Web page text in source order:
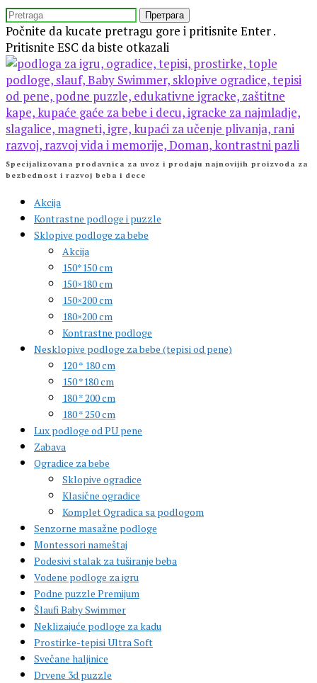
Preskočite
isecanje
TRAŽITE
Počnite da kucate pretragu gore i pritisnite Enter .
Pritisnite ESC da biste otkazali
Specijalizovana prodavnica za uvoz i prodaju najnovijih proizvoda za
bezbednost i razvoj beba i dece
Akcija
Kontrastne podloge i puzzle
Sklopive podloge za bebe
Akcija
150*150 cm
150×180 cm
150×200 cm
180×200 cm
Kontrastne podloge
Nesklopive podloge za bebe (tepisi od pene)
120 * 180 cm
150 *180 cm
180 * 200 cm
180 * 250 cm
Lux podloge od PU pene
Zabava
Ogradice za bebe
Sklopive ogradice
Klasične ogradice
Komplet Ogradica sa podlogom
Senzorne masažne podloge
Montessori nameštaj
Podesivi stalak za tuširanje beba
Vodene podloge za igru
Podne puzzle Premijum
Šlaufi Baby Swimmer
Neklizajuće podloge za kadu
Prostirke-tepisi Ultra Soft
Svečane haljinice
Drvene 3d puzzle